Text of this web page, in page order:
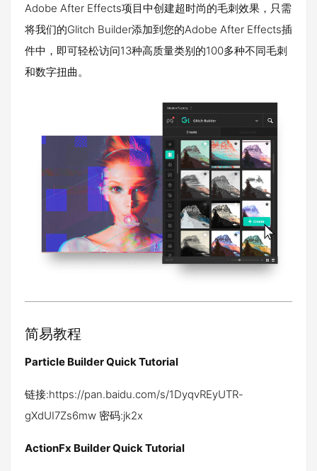
Adobe After Effects项目中创建超时尚的毛刺效果，只需
将我们的Glitch Builder添加到您的Adobe After Effects插
件中，即可轻松访问13种高质量类别的100多种不同毛刺
和数字扭曲。
简易教程
Particle Builder Quick Tutorial
链接:https://pan.baidu.com/s/1DyqvREyUTR-
gXdUI7Zs6mw 密码:jk2x
ActionFx Builder Quick Tutorial